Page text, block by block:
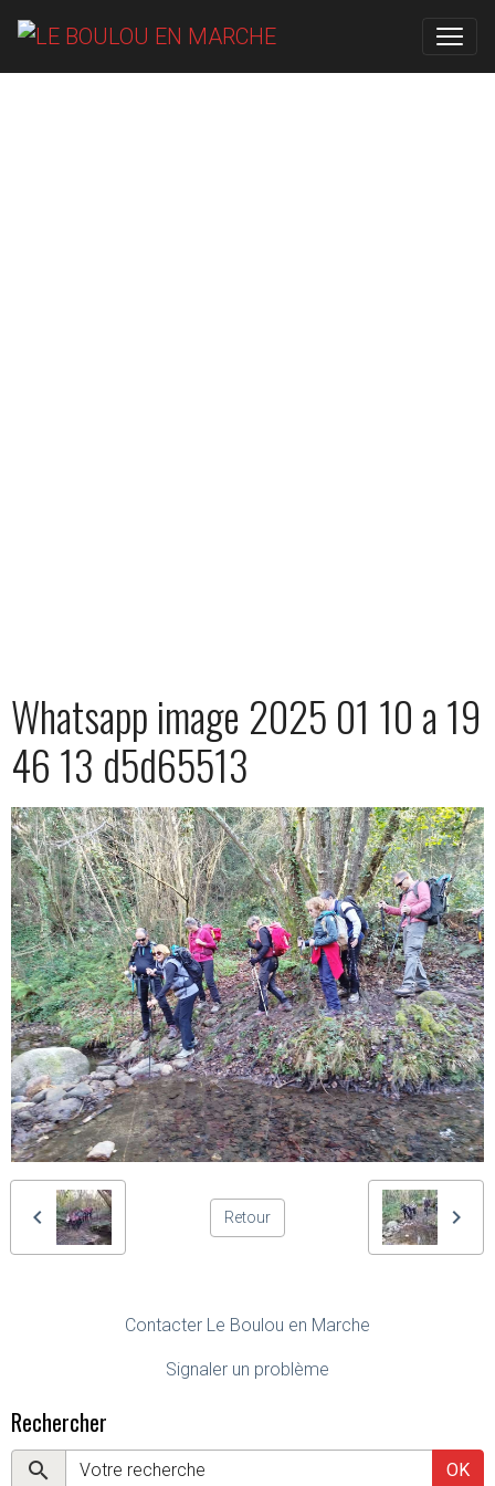
Whatsapp image 2025 01 10 a 19
46 13 d5d65513
Retour
Contacter Le Boulou en Marche
Signaler un problème
Rechercher
OK